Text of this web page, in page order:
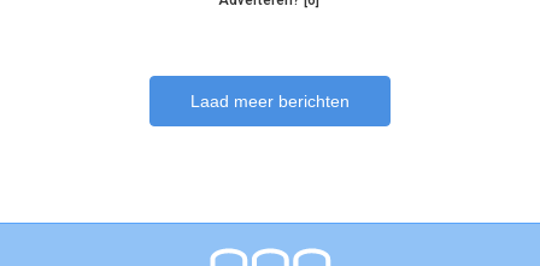
Laad meer berichten